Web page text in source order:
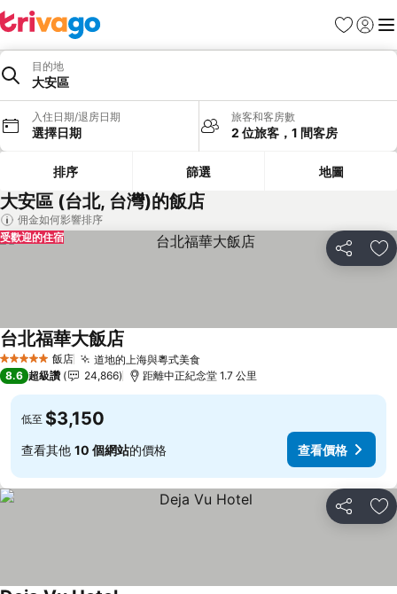
我的最愛
登入 選
目的地
大安區
入住日期/退房日期
選擇日期
旅客和客房數
2 位旅客，1 間客房
排序 篩選 地圖
大安區 (台北, 台灣)的飯店
佣金如何影響排序
分享 加
受歡迎的住宿
5 星級 飯店 道地的上海與粵式美食查看價格
台北福華大飯店
8.6 超級讚 24,866 距離中正紀念堂 1.7 公里
低至 $3,150
查看其他 10 個網站的價格 查看價格
分享 加